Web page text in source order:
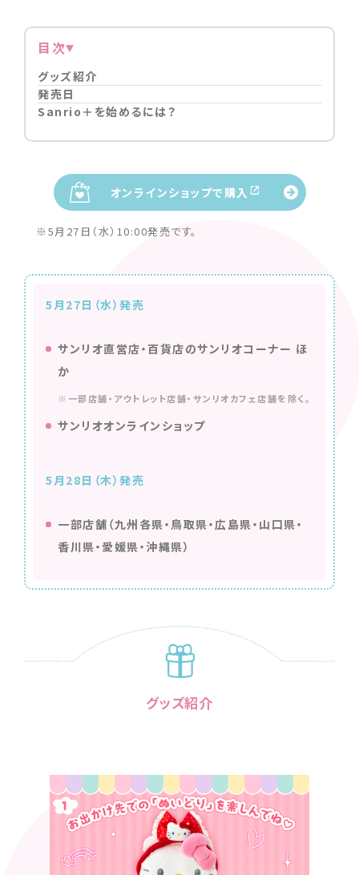
目次
グッズ紹介
発売日
Sanrio＋を始めるには？
オンラインショップで購入
※5月27日（水）10:00発売です。
5月27日（水）発売
サンリオ直営店・百貨店のサンリオコーナー ほ
か
※一部店舗・アウトレット店舗・サンリオカフェ店舗を除く。
サンリオオンラインショップ
5月28日（木）発売
一部店舗（九州各県・鳥取県・広島県・山口県・
香川県・愛媛県・沖縄県）
グッズ紹介